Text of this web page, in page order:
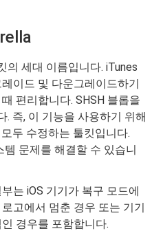
의 세대 이름입니다. iTunes
이드 및 다운그레이드하기
편리합니다. SHSH 블롭을
. 즉, 이 기능을 사용하기 위해
두 수정하는 툴킷입니다.
문제를 해결할 수 있습니
는 iOS 기기가 복구 모드에
고에서 멈춘 경우 또는 기기
경우를 포함합니다.